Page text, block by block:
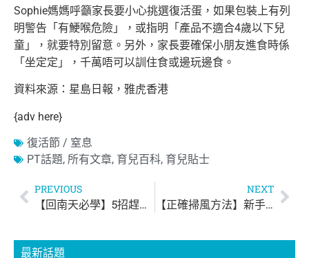
Sophie媽媽呼籲家長要小心挑選復活蛋，如果包裝上有列
明警告「有鯁喉危險」，或指明「產品不適合4歲以下兒
童」，就要特別留意。另外，家長要確保小朋友進食時係
「坐定定」，千萬唔可以訓住食或邊玩邊食。
資料來源：星島日報，雅虎香港
{adv here}
復活節 / 窒息
PT話題, 所有文章, 育兒百科, 育兒貼士
PREVIOUS
【回南天必學】5招趕走衣物「噏味」
NEXT
【正確掃風方法】新手爸媽必學
最新話題